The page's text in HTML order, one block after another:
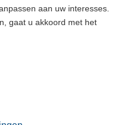
aan uw interesses.
gaat u akkoord met het